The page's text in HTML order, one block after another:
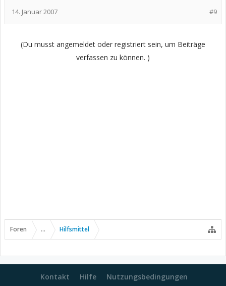
#9
14. Januar 2007
(Du musst angemeldet oder registriert sein, um Beiträge
verfassen zu können. )
Foren ... Hilfsmittel
Kontakt Hilfe Nutzungsbedingungen